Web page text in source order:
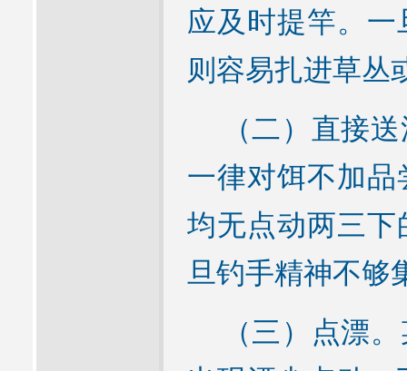
应及时提竿。
则容易扎进草丛
（二）直接送
一律对饵不加
均无点动两三
旦钓手精神不够
（三）点漂。